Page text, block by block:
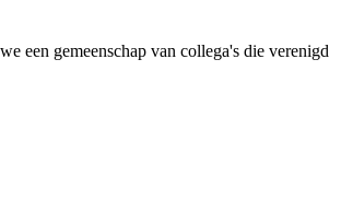
een gemeenschap van collega's die verenigd